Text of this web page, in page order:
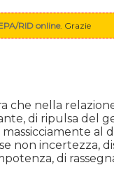
RID online. Grazie
che nella
di ripulsa del
al
non incertezza,
di